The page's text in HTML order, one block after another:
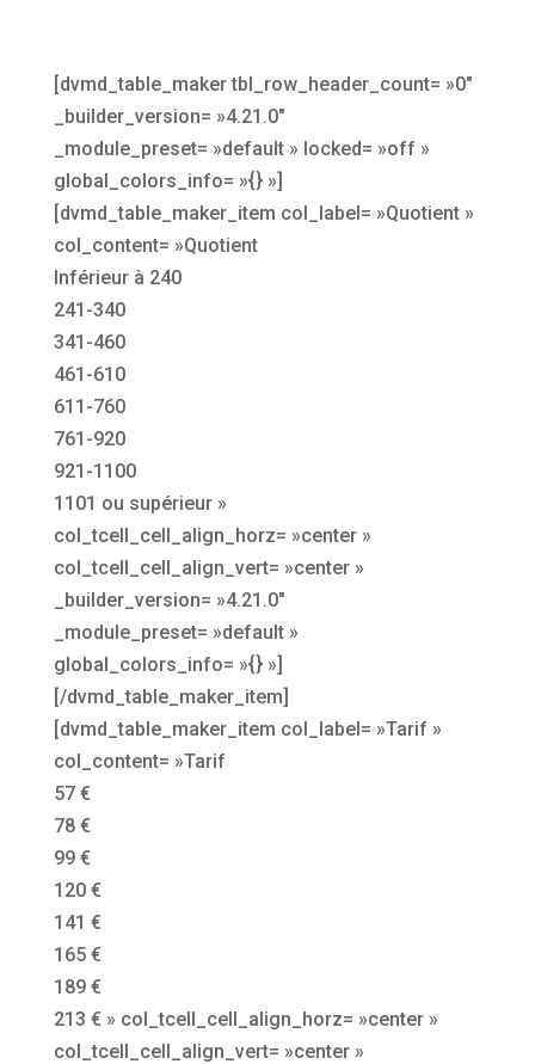
[dvmd_table_maker tbl_row_header_count= »0″
_builder_version= »4.21.0″
_module_preset= »default » locked= »off »
global_colors_info= »{} »]
[dvmd_table_maker_item col_label= »Quotient »
col_content= »Quotient
Inférieur à 240
241-340
341-460
461-610
611-760
761-920
921-1100
1101 ou supérieur »
col_tcell_cell_align_horz= »center »
col_tcell_cell_align_vert= »center »
_builder_version= »4.21.0″
_module_preset= »default »
global_colors_info= »{} »]
[/dvmd_table_maker_item]
[dvmd_table_maker_item col_label= »Tarif »
col_content= »Tarif
57 €
78 €
99 €
120 €
141 €
165 €
189 €
213 € » col_tcell_cell_align_horz= »center »
col_tcell_cell_align_vert= »center »